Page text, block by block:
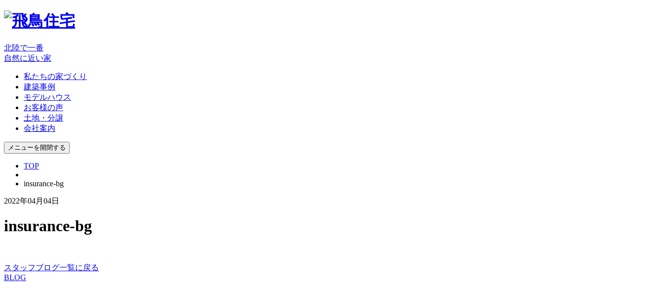
北陸で一番
自然に近い家
私たちの家づくり
建築事例
モデルハウス
お客様の声
土地・分譲
会社案内
メニューを開閉する
TOP
insurance-bg
2022年04月04日
insurance-bg
スタッフブログ一覧に戻る
BLOG